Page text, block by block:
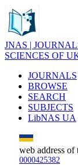
JNAS |
SCIENCES OF
JOURNALS
BROWSE
SEARCH
SUBJECTS
LibNAS UA
web address of
0000425382